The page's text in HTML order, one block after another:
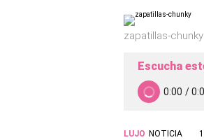
zapatillas-chunky
Escucha
LUJO NOTICIA